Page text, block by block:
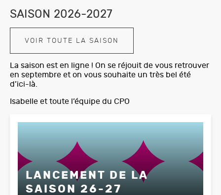
SAISON 2026-2027
VOIR TOUTE LA SAISON
La saison est en ligne ! On se réjouit de vous retrouver
en septembre et on vous souhaite un très bel été
d’ici-là.
Isabelle et toute l’équipe du CPO
LANCEMENT DE LA
SAISON 26-27